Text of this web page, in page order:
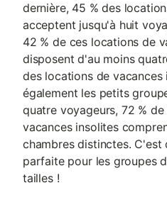
dernière, 45 % des
acceptent jusqu'à huit
42 % de ces locations de
disposent d'au moins
des locations de vacances
également les petits
quatre voyageurs, 72 %
vacances insolites
chambres distinctes.
parfaite pour les groupes
tailles !